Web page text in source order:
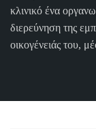
κλινικό ένα
διερεύνηση της
οικογένειάς του,